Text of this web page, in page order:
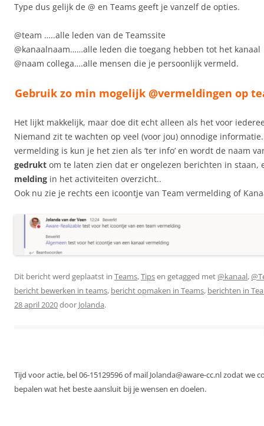
Type dus gelijk de @ en Teams geeft je vanzelf de opties.
@team …..alle leden van de Teamssite
@kanaalnaam……alle leden die toegang hebben tot het kanaal
@naam collega….alle mensen die je persoonlijk vermeld.
Gebruik zo min mogelijk @vermeldingen op
Het lijkt makkelijk, maar doe dit echt alleen als het voor
Niemand zit te wachten op veel (voor jou) onnodige
vermelding is kun je het zien als ‘ter info’ en wordt de naam
gedrukt om te laten zien dat er ongelezen berichten in staan,
melding in het activiteiten overzicht..
Ook nu zie je rechts een icoontje van Team vermelding of
Dit bericht werd geplaatst in Teams,Tipsen getagged met@kanaal,
bericht bewerken in teams, bericht opmaken in Teams, berichten in
28 april 2020door Jolanda.
Tijd voor actie, bel 06-15129596 of mail Jolanda@aware-cc.nl zodat we
bepalen wat het beste aansluit bij je wensen en doelen.